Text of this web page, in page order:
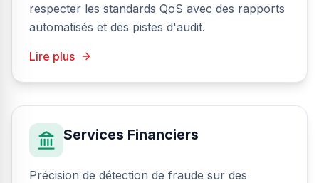
respecter les standards QoS avec des rapports
automatisés et des pistes d'audit.
Lire plus
Services Financiers
Précision de détection de fraude sur des